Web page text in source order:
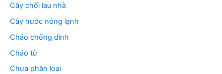
Cây chổi lau nhà
Cây nước nóng lạnh
Chảo chống dính
Chảo từ
Chưa phân loại